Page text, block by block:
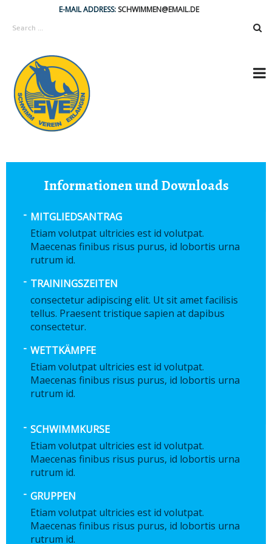
E-MAIL ADDRESS: SCHWIMMEN@EMAIL.DE
Informationen und Downloads
MITGLIEDSANTRAG
Etiam volutpat ultricies est id volutpat.
Maecenas finibus risus purus, id lobortis urna
rutrum id.
TRAININGSZEITEN
consectetur adipiscing elit. Ut sit amet facilisis
tellus. Praesent tristique sapien at dapibus
consectetur.
WETTKÄMPFE
Etiam volutpat ultricies est id volutpat.
Maecenas finibus risus purus, id lobortis urna
rutrum id.
SCHWIMMKURSE
Etiam volutpat ultricies est id volutpat.
Maecenas finibus risus purus, id lobortis urna
rutrum id.
GRUPPEN
Etiam volutpat ultricies est id volutpat.
Maecenas finibus risus purus, id lobortis urna
rutrum id.